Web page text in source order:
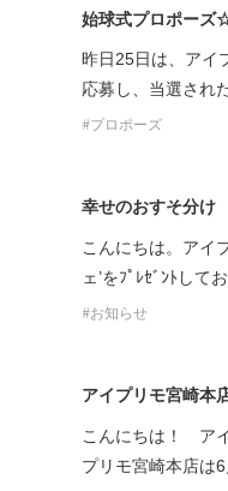
始球式プロポーズ
昨日25日は、アイ
応募し、当選され
プロポーズ
幸せのおすそ分け
こんにちは。アイ
ェ’をﾌﾟﾚｾﾞﾝﾄして
お知らせ
アイプリモ宮崎本
こんにちは！ ア
プリモ宮崎本店は